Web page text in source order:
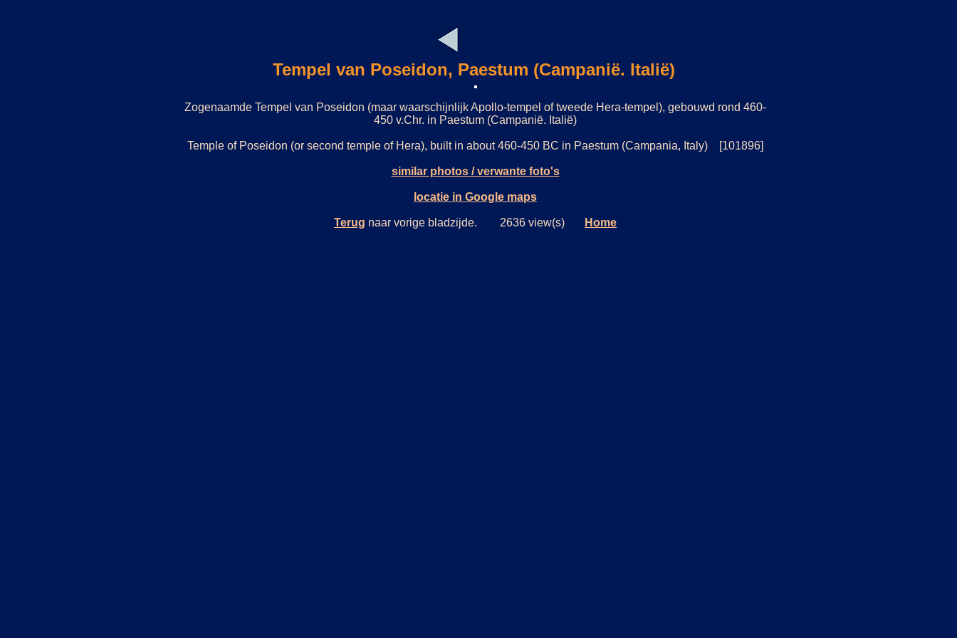
Tempel van Poseidon, Paestum (Campanië. Italië)
Zogenaamde Tempel van Poseidon (maar waarschijnlijk Apollo-tempel of tweede Hera-tempel), gebouwd rond 460-
450 v.Chr. in Paestum (Campanië. Italië)
Temple of Poseidon (or second temple of Hera), built in about 460-450 BC in Paestum (Campania, Italy) [101896]
similar photos / verwante foto's
locatie in Google maps
Terug naar vorige bladzijde. 2636 view(s) Home